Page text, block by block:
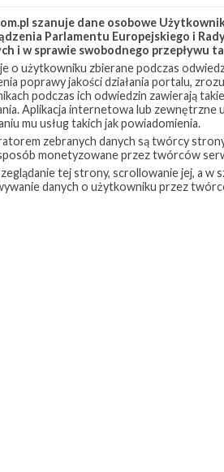
szanuje dane osobowe
Parlamentu Europejskiego i
i w sprawie swobodnego przepływu
o użytkowniku zbierane podczas
poprawy jakości działania portalu,
podczas ich odwiedzin zawierają
Aplikacja internetowa lub
mu usług takich jak powiadomienia.
zebranych danych są twórcy
monetyzowane przez twórców
tej strony, scrollowanie jej, a w
danych o użytkowniku przez